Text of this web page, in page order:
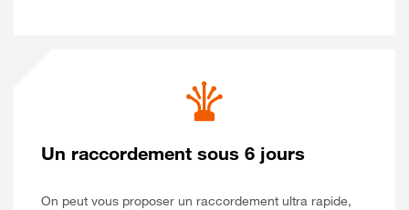
Un raccordement sous 6 jours
On peut vous proposer un raccordement ultra rapide,